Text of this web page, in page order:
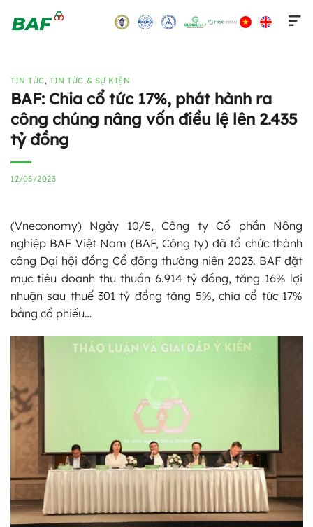
TIN TỨC ,TIN TỨC & SỰ KIỆN
BAF: Chia cổ tức 17%, phát hành ra
công chúng nâng vốn điều lệ lên 2.435
tỷ đồng
12/05/2023
(Vneconomy) Ngày 10/5, Công ty Cổ phần Nông
nghiệp BAF Việt Nam (BAF, Công ty) đã tổ chức thành
công Đại hội đồng Cổ đông thường niên 2023. BAF đặt
mục tiêu doanh thu thuần 6.914 tỷ đồng, tăng 16% lợi
nhuận sau thuế 301 tỷ đồng tăng 5%, chia cổ tức 17%
bằng cổ phiếu…